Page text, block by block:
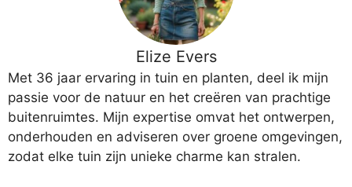
Elize Evers
Met 36 jaar ervaring in tuin en planten, deel ik mijn
passie voor de natuur en het creëren van prachtige
buitenruimtes. Mijn expertise omvat het ontwerpen,
onderhouden en adviseren over groene omgevingen,
zodat elke tuin zijn unieke charme kan stralen.